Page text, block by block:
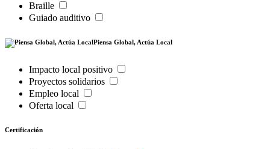
Braille
Guiado auditivo
Piensa Global, Actúa Local
Impacto local positivo
Proyectos solidarios
Empleo local
Oferta local
Certificación